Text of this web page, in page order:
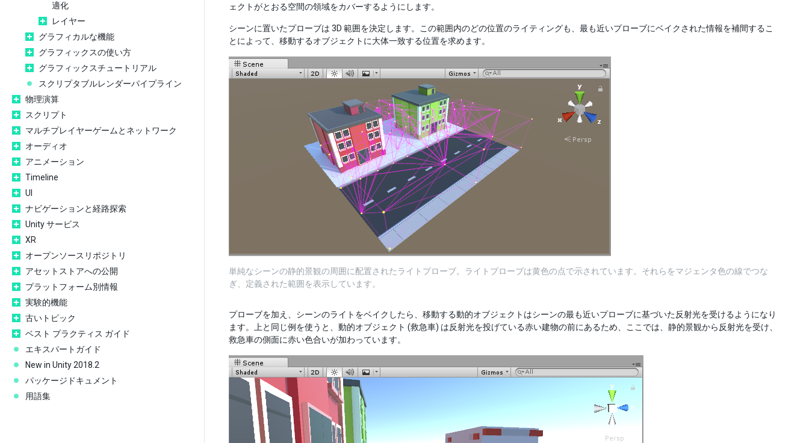
適化
レイヤー
グラフィカルな機能
グラフィックスの使い方
グラフィックスチュートリアル
スクリプタブルレンダーパイプライン
物理演算
スクリプト
マルチプレイヤーゲームとネットワーク
オーディオ
アニメーション
Timeline
UI
ナビゲーションと経路探索
Unity サービス
XR
オープンソースリポジトリ
アセットストアへの公開
プラットフォーム別情報
実験的機能
古いトピック
ベスト プラクティス ガイド
エキスパートガイド
New in Unity 2018.2
パッケージドキュメント
用語集
ェクトがとおる空間の領域をカバーするようにします。
シーンに置いたプローブは 3D 範囲を決定します。この範囲内のどの位置のライティングも、最も近いプローブにベイクされた情報を補間するこ
とによって、移動するオブジェクトに大体一致する位置を求めます。
単純なシーンの静的景観の周囲に配置されたライトプローブ。ライトプローブは黄色の点で示されています。それらをマジェンタ色の線でつな
ぎ、定義された範囲を表示しています。
プローブを加え、シーンのライトをベイクしたら、移動する動的オブジェクトはシーンの最も近いプローブに基づいた反射光を受けるようになり
ます。上と同じ例を使うと、動的オブジェクト (救急車) は反射光を投げている赤い建物の前にあるため、ここでは、静的景観から反射光を受け、
救急車の側面に赤い色合いが加わっています。